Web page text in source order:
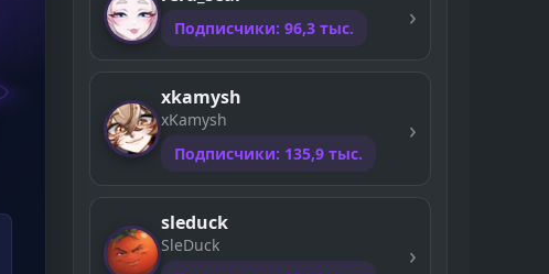
Подписчики: 96,3 тыс.
xkamysh
xKamysh
Подписчики: 135,9 тыс.
sleduck
SleDuck